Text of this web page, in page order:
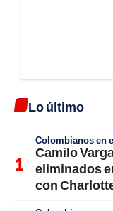
Lo último
Colombianos en
Camilo
eliminados
con